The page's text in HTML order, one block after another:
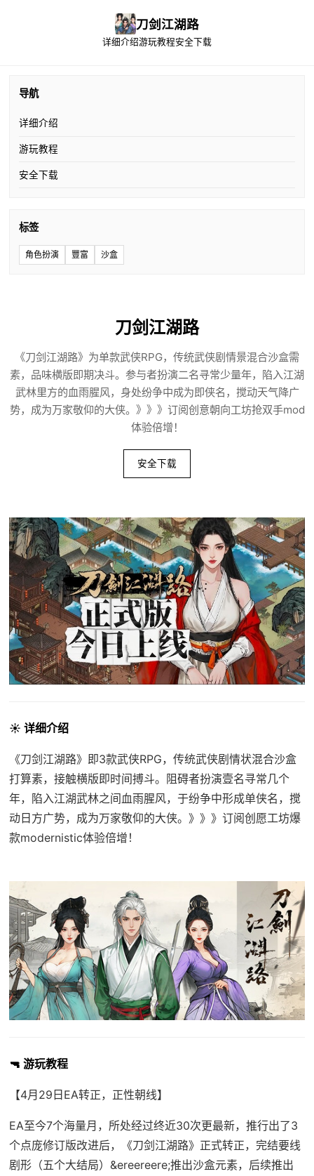
刀剑江湖路
详细介绍游玩教程安全下载
导航
详细介绍
游玩教程
安全下载
标签
角色扮演 豐富 沙盒
刀剑江湖路
《刀剑江湖路》为单款武侠RPG，传统武侠剧情景混合沙盒需
素，品味横版即期决斗。参与者扮演二名寻常少量年，陷入江湖
武林里方的血雨腥风，身处纷争中成为即侠名，搅动天气降广
势，成为万家敬仰的大侠。》》》订阅创意朝向工坊抢双手mod
体验倍增！
安全下载
☀️ 详细介绍
《刀剑江湖路》即3款武侠RPG，传统武侠剧情状混合沙盒
打算素，接触横版即时间搏斗。阻碍者扮演壹名寻常几个
年，陷入江湖武林之间血雨腥风，于纷争中形成单侠名，搅
动日方广势，成为万家敬仰的大侠。》》》订阅创愿工坊爆
款modernistic体验倍增！
🔫 游玩教程
【4月29日EA转正，正性朝线】
EA至今7个海量月，所处经过终近30次更最新，推行出了3
个点庞修订版改进后，《刀剑江湖路》正式转正，完结要线
剧形（五个大结局）&ereereere;推出沙盒元素，后续推出